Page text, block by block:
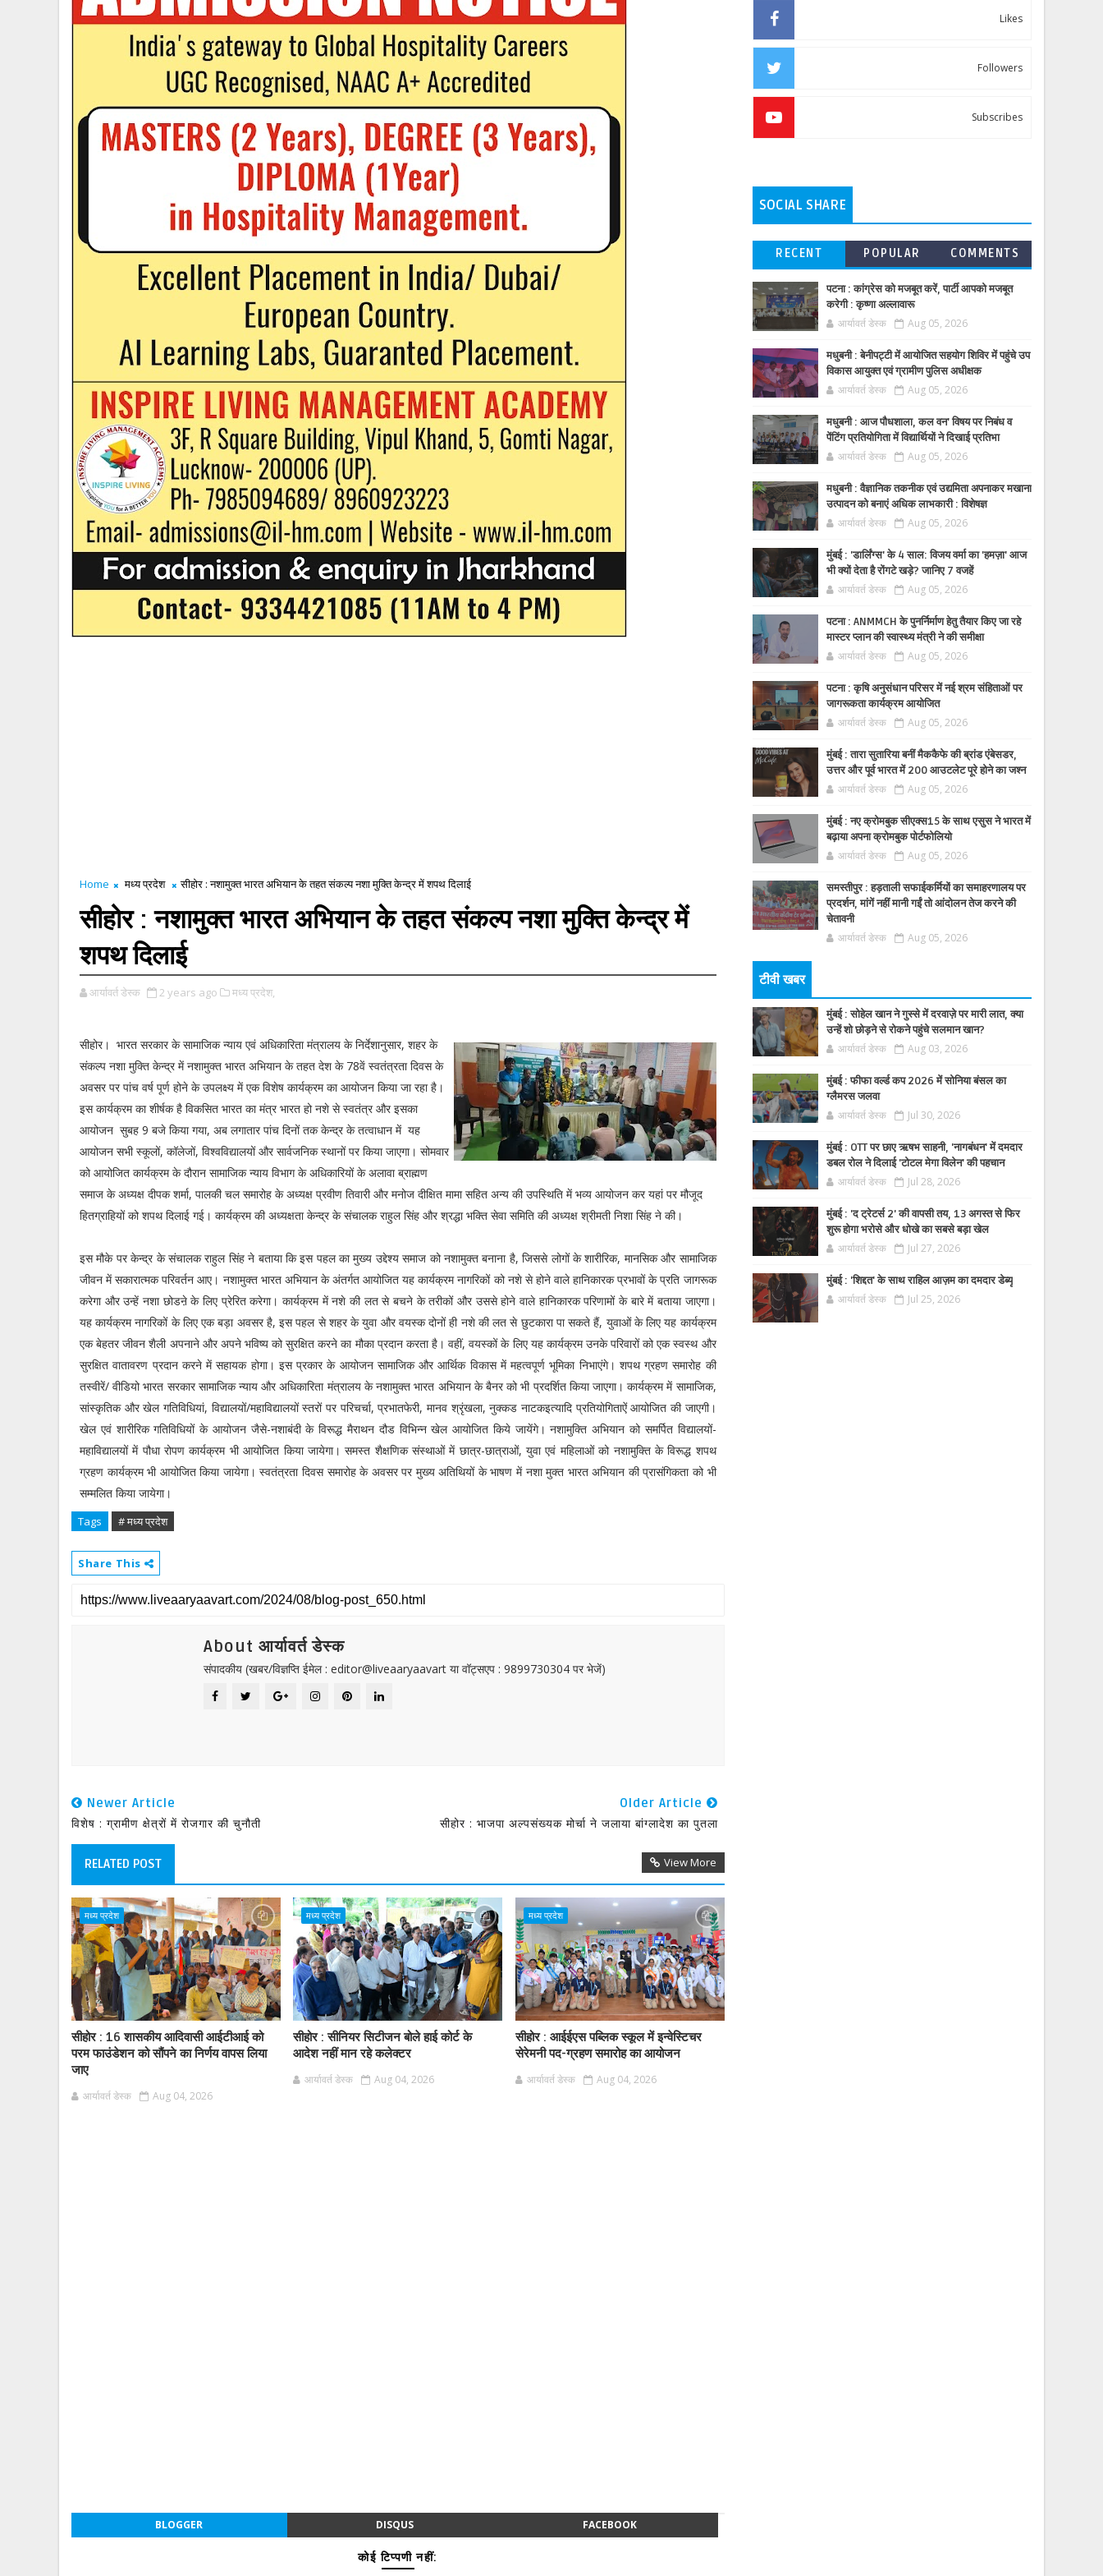
Home मध्य प्रदेश सीहोर : नशामुक्त भारत अभियान के तहत संकल्प नशा मुक्ति केन्द्र में शपथ दिलाई
सीहोर : नशामुक्त भारत अभियान के तहत संकल्प नशा मुक्ति केन्द्र में
शपथ दिलाई
आर्यावर्त डेस्क 2 years ago मध्य प्रदेश,
सीहोर। भारत सरकार के सामाजिक न्याय एवं अधिकारिता मंत्रालय के निर्देशानुसार, शहर के
संकल्प नशा मुक्ति केन्द्र में नशामुक्त भारत अभियान के तहत देश के 78वें स्वतंत्रता दिवस के
अवसर पर पांच वर्ष पूर्ण होने के उपलक्ष्य में एक विशेष कार्यक्रम का आयोजन किया जा रहा है।
इस कार्यक्रम का शीर्षक है विकसित भारत का मंत्र भारत हो नशे से स्वतंत्र और इसका
आयोजन सुबह 9 बजे किया गया, अब लगातार पांच दिनों तक केन्द्र के तत्वाधान में यह
आयोजन सभी स्कूलों, कॉलेजों, विश्वविद्यालयों और सार्वजनिक स्थानों पर किया जाएगा। सोमवार
को आयोजित कार्यक्रम के दौरान सामाजिक न्याय विभाग के अधिकारियों के अलावा ब्राह्मण
समाज के अध्यक्ष दीपक शर्मा, पालकी चल समारोह के अध्यक्ष प्रवीण तिवारी और मनोज दीक्षित मामा सहित अन्य की उपस्थिति में भव्य आयोजन कर यहां पर मौजूद
हितग्राहियों को शपथ दिलाई गई। कार्यक्रम की अध्यक्षता केन्द्र के संचालक राहुल सिंह और श्रद्धा भक्ति सेवा समिति की अध्यक्ष श्रीमती निशा सिंह ने की।
इस मौके पर केन्द्र के संचालक राहुल सिंह ने बताया कि इस पहल का मुख्य उद्देश्य समाज को नशामुक्त बनाना है, जिससे लोगों के शारीरिक, मानसिक और सामाजिक
जीवन में सकारात्मक परिवर्तन आए। नशामुक्त भारत अभियान के अंतर्गत आयोजित यह कार्यक्रम नागरिकों को नशे से होने वाले हानिकारक प्रभावों के प्रति जागरूक
करेगा और उन्हें नशा छोडऩे के लिए प्रेरित करेगा। कार्यक्रम में नशे की लत से बचने के तरीकों और उससे होने वाले हानिकारक परिणामों के बारे में बताया जाएगा।
यह कार्यक्रम नागरिकों के लिए एक बड़ा अवसर है, इस पहल से शहर के युवा और वयस्क दोनों ही नशे की लत से छुटकारा पा सकते हैं, युवाओं के लिए यह कार्यक्रम
एक बेहतर जीवन शैली अपनाने और अपने भविष्य को सुरक्षित करने का मौका प्रदान करता है। वहीं, वयस्कों के लिए यह कार्यक्रम उनके परिवारों को एक स्वस्थ और
सुरक्षित वातावरण प्रदान करने में सहायक होगा। इस प्रकार के आयोजन सामाजिक और आर्थिक विकास में महत्वपूर्ण भूमिका निभाएंगे। शपथ ग्रहण समारोह की
तस्वीरें/ वीडियो भारत सरकार सामाजिक न्याय और अधिकारिता मंत्रालय के नशामुक्त भारत अभियान के बैनर को भी प्रदर्शित किया जाएगा। कार्यक्रम में सामाजिक,
सांस्कृतिक और खेल गतिविधियां, विद्यालयों/महाविद्यालयों स्तरों पर परिचर्चा, प्रभातफेरी, मानव श्रृंखला, नुक्कड नाटकइत्यादि प्रतियोगिताऐं आयोजित की जाएगी।
खेल एवं शारीरिक गतिविधियों के आयोजन जैसे-नशाबंदी के विरूद्ध मैराथन दौड विभिन्न खेल आयोजित किये जायेंगे। नशामुक्ति अभियान को समर्पित विद्यालयों-
महाविद्यालयों में पौधा रोपण कार्यक्रम भी आयोजित किया जायेगा। समस्त शैक्षणिक संस्थाओं में छात्र-छात्राओं, युवा एवं महिलाओं को नशामुक्ति के विरूद्ध शपथ
ग्रहण कार्यक्रम भी आयोजित किया जायेगा। स्वतंत्रता दिवस समारोह के अवसर पर मुख्य अतिथियों के भाषण में नशा मुक्त भारत अभियान की प्रासंगिकता को भी
सम्मलित किया जायेगा।
Tags # मध्य प्रदेश
Share This
About आर्यावर्त डेस्क
संपादकीय (खबर/विज्ञप्ति ईमेल : editor@liveaaryaavart या वॉट्सएप : 9899730304 पर भेजें)
Newer Article
विशेष : ग्रामीण क्षेत्रों में रोजगार की चुनौती
Older Article
सीहोर : भाजपा अल्पसंख्यक मोर्चा ने जलाया बांग्लादेश का पुतला
RELATED POST View More
मध्य प्रदेश
सीहोर : 16 शासकीय आदिवासी आईटीआई को
परम फाउंडेशन को सौंपने का निर्णय वापस लिया
जाए
आर्यावर्त डेस्क Aug 04, 2026
मध्य प्रदेश
सीहोर : सीनियर सिटीजन बोले हाई कोर्ट के
आदेश नहीं मान रहे कलेक्टर
आर्यावर्त डेस्क Aug 04, 2026
मध्य प्रदेश
सीहोर : आईईएस पब्लिक स्कूल में इन्वेस्टिचर
सेरेमनी पद-ग्रहण समारोह का आयोजन
आर्यावर्त डेस्क Aug 04, 2026
BLOGGER DISQUS FACEBOOK
कोई टिप्पणी नहीं:
Likes
Followers
Subscribes
SOCIAL SHARE
RECENT POPULAR COMMENTS
पटना : कांग्रेस को मजबूत करें, पार्टी आपको मजबूत
करेगी : कृष्णा अल्लावारू
आर्यावर्त डेस्क Aug 05, 2026
मधुबनी : बेनीपट्टी में आयोजित सहयोग शिविर में पहुंचे उप
विकास आयुक्त एवं ग्रामीण पुलिस अधीक्षक
आर्यावर्त डेस्क Aug 05, 2026
मधुबनी : आज पौधशाला, कल वन' विषय पर निबंध व
पेंटिंग प्रतियोगिता में विद्यार्थियों ने दिखाई प्रतिभा
आर्यावर्त डेस्क Aug 05, 2026
मधुबनी : वैज्ञानिक तकनीक एवं उद्यमिता अपनाकर मखाना
उत्पादन को बनाएं अधिक लाभकारी : विशेषज्ञ
आर्यावर्त डेस्क Aug 05, 2026
मुंबई : 'डार्लिंग्स' के 4 साल: विजय वर्मा का 'हमज़ा' आज
भी क्यों देता है रोंगटे खड़े? जानिए 7 वजहें
आर्यावर्त डेस्क Aug 05, 2026
पटना : ANMMCH के पुनर्निर्माण हेतु तैयार किए जा रहे
मास्टर प्लान की स्वास्थ्य मंत्री ने की समीक्षा
आर्यावर्त डेस्क Aug 05, 2026
पटना : कृषि अनुसंधान परिसर में नई श्रम संहिताओं पर
जागरूकता कार्यक्रम आयोजित
आर्यावर्त डेस्क Aug 05, 2026
मुंबई : तारा सुतारिया बनीं मैककैफे की ब्रांड एंबेसडर,
उत्तर और पूर्व भारत में 200 आउटलेट पूरे होने का जश्न
आर्यावर्त डेस्क Aug 05, 2026
मुंबई : नए क्रोमबुक सीएक्स15 के साथ एसुस ने भारत में
बढ़ाया अपना क्रोमबुक पोर्टफोलियो
आर्यावर्त डेस्क Aug 05, 2026
समस्तीपुर : हड़ताली सफाईकर्मियों का समाहरणालय पर
प्रदर्शन, मांगें नहीं मानी गईं तो आंदोलन तेज करने की
चेतावनी
आर्यावर्त डेस्क Aug 05, 2026
टीवी खबर
मुंबई : सोहेल खान ने गुस्से में दरवाज़े पर मारी लात, क्या
उन्हें शो छोड़ने से रोकने पहुंचे सलमान खान?
आर्यावर्त डेस्क Aug 03, 2026
मुंबई : फीफा वर्ल्ड कप 2026 में सोनिया बंसल का
ग्लैमरस जलवा
आर्यावर्त डेस्क Jul 30, 2026
मुंबई : OTT पर छाए ऋषभ साहनी, 'नागबंधन' में दमदार
डबल रोल ने दिलाई 'टोटल मेगा विलेन' की पहचान
आर्यावर्त डेस्क Jul 28, 2026
मुंबई : 'द ट्रेटर्स 2' की वापसी तय, 13 अगस्त से फिर
शुरू होगा भरोसे और धोखे का सबसे बड़ा खेल
आर्यावर्त डेस्क Jul 27, 2026
मुंबई : 'शिद्दत' के साथ राहिल आज़म का दमदार डेब्यू
आर्यावर्त डेस्क Jul 25, 2026